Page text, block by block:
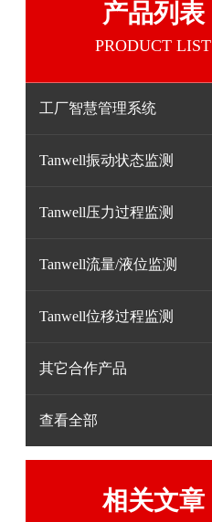
产品列表
PRODUCT LIST
工厂智慧管理系统
Tanwell振动状态监测
Tanwell压力过程监测
Tanwell流量/液位监测
Tanwell位移过程监测
其它合作产品
查看全部
相关文章